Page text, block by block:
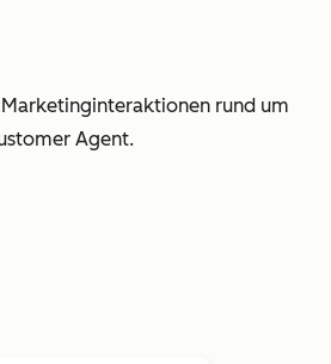
Marketinginteraktionen rund um
Agent.